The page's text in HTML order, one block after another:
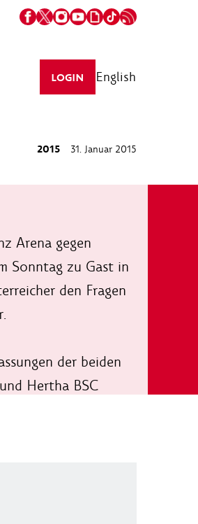
LOGIN English
2015 31. Januar 2015
Arena gegen
Sonntag zu Gast in
den Fragen
der beiden
Hertha BSC